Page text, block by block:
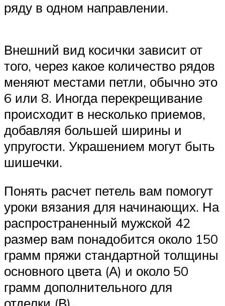
ряду в одном направлении.
Внешний вид косички зависит от
того, через какое количество рядов
меняют местами петли, обычно это
6 или 8. Иногда перекрещивание
происходит в несколько приемов,
добавляя большей ширины и
упругости. Украшением могут быть
шишечки.
Понять расчет петель вам помогут
уроки вязания для начинающих. На
распространенный мужской 42
размер вам понадобится около 150
грамм пряжи стандартной толщины
основного цвета (А) и около 50
грамм дополнительного для